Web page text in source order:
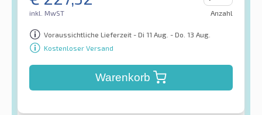
inkl. MwST Anzahl
Voraussichtliche Lieferzeit - Di 11 Aug. - Do. 13 Aug.
Kostenloser Versand
Warenkorb